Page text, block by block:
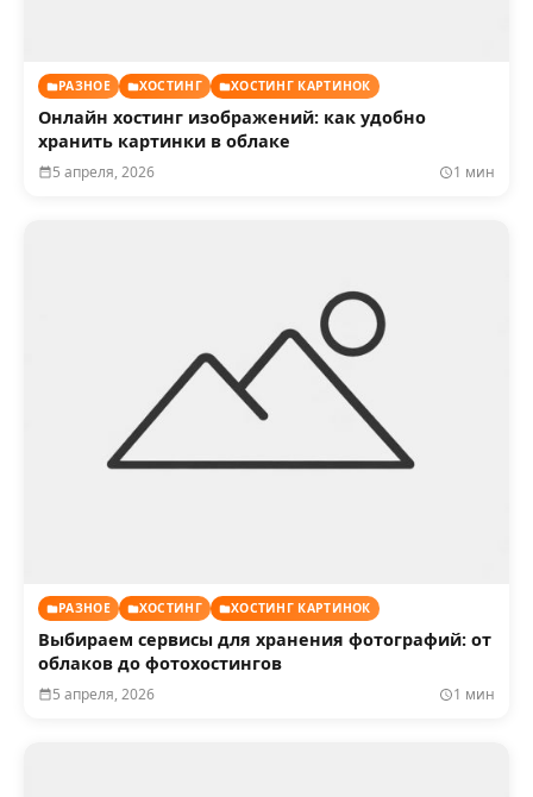
РАЗНОЕ ХОСТИНГ ХОСТИНГ КАРТИНОК
Онлайн хостинг изображений: как удобно
хранить картинки в облаке
5 апреля, 2026 1 мин
РАЗНОЕ ХОСТИНГ ХОСТИНГ КАРТИНОК
Выбираем сервисы для хранения фотографий: от
облаков до фотохостингов
5 апреля, 2026 1 мин